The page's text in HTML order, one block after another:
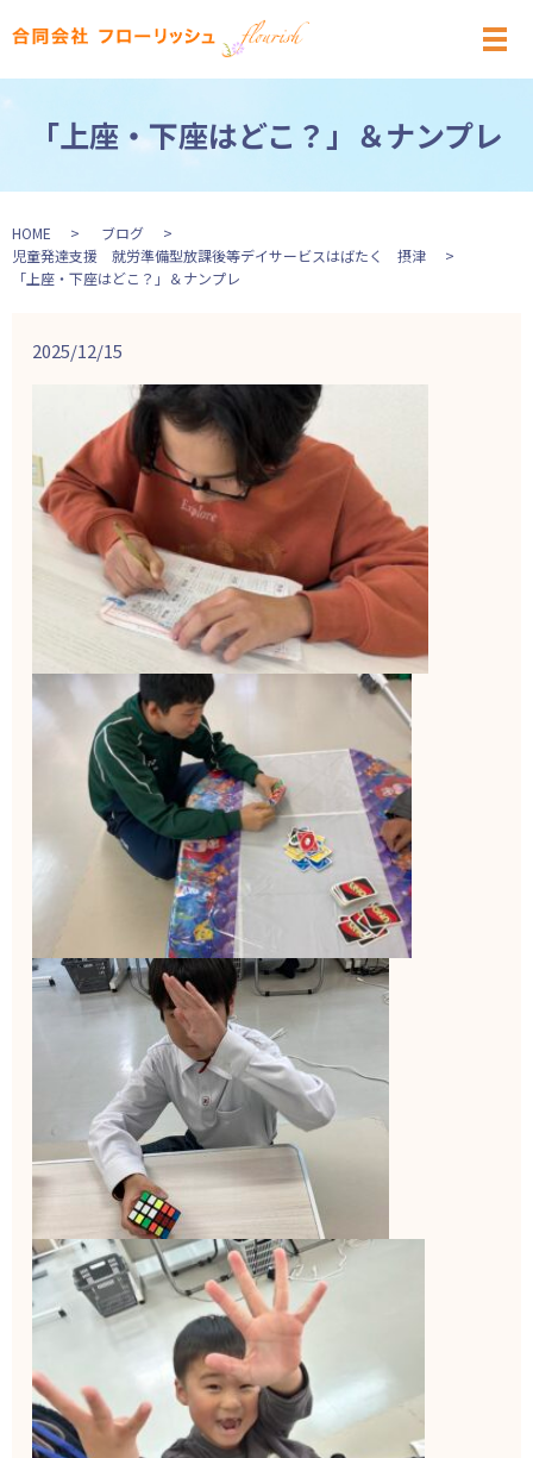
メ
「上座・下座はどこ？」＆ナンプレ
HOME
ブログ
児童発達支援 就労準備型放課後等デイサービスはばたく 摂津
「上座・下座はどこ？」＆ナンプレ
2025/12/15